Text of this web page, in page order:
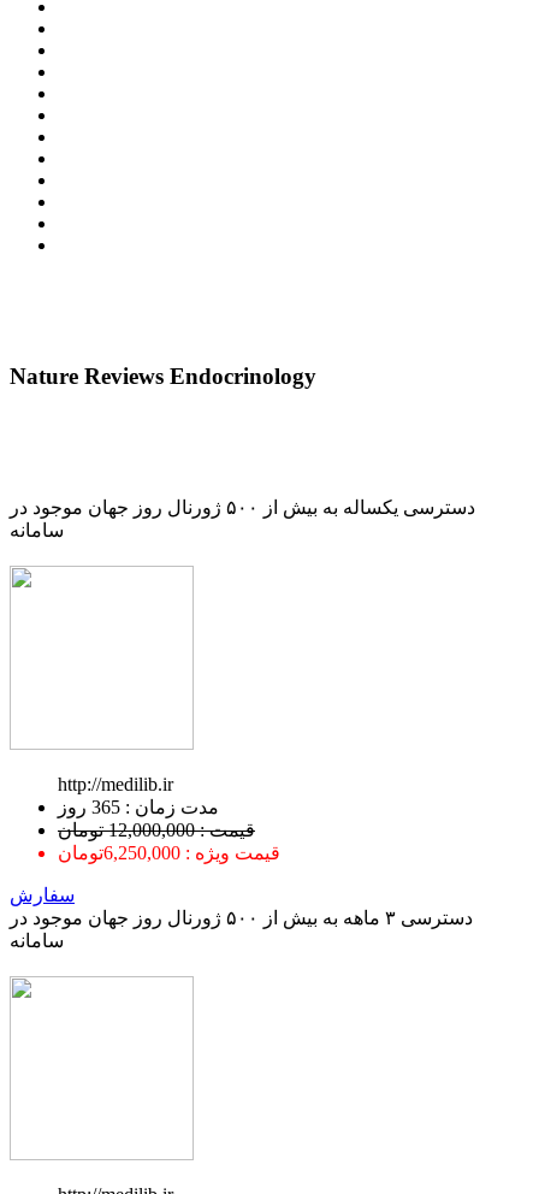
Nature Reviews Endocrinology
دسترسی یکساله به بیش از ۵۰۰ ژورنال روز جهان موجود در
سامانه
http://medilib.ir
ﻣﺪﺕ ﺯﻣﺎﻥ : 365 ﺭﻭﺯ
قیمت : 12,000,000 تومان
قیمت ویژه : 6,250,000تومان
سفارش
دسترسی ۳ ماهه به بیش از ۵۰۰ ژورنال روز جهان موجود در
سامانه